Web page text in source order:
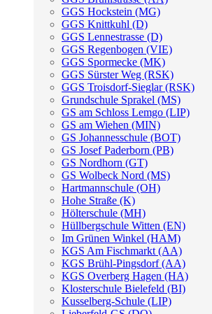
GGS Hockstein (MG)
GGS Knittkuhl (D)
GGS Lennestrasse (D)
GGS Regenbogen (VIE)
GGS Spormecke (MK)
GGS Sürster Weg (RSK)
GGS Troisdorf-Sieglar (RSK)
Grundschule Sprakel (MS)
GS am Schloss Lemgo (LIP)
GS am Wiehen (MIN)
GS Johannesschule (BOT)
GS Josef Paderborn (PB)
GS Nordhorn (GT)
GS Wolbeck Nord (MS)
Hartmannschule (OH)
Hohe Straße (K)
Hölterschule (MH)
Hüllbergschule Witten (EN)
Im Grünen Winkel (HAM)
KGS Am Fischmarkt (AA)
KGS Brühl-Pingsdorf (AA)
KGS Overberg Hagen (HA)
Klosterschule Bielefeld (BI)
Kusselberg-Schule (LIP)